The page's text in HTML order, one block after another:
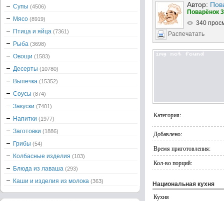
Автор:
Поварёнок
340
Распечатать
Категория:
Добавлено:
Время приготовления:
Кол-во порций:
Национальная кухня
Кухня
Супы (4506)
Мясо (8919)
Птица и яйца (7361)
Рыба (3698)
Овощи (1583)
Десерты (10780)
Выпечка (15352)
Соусы (874)
Закуски (7401)
Напитки (1977)
Заготовки (1886)
Грибы (54)
Колбасные изделия (103)
Блюда из лаваша (293)
Каши и изделия из молока (363)